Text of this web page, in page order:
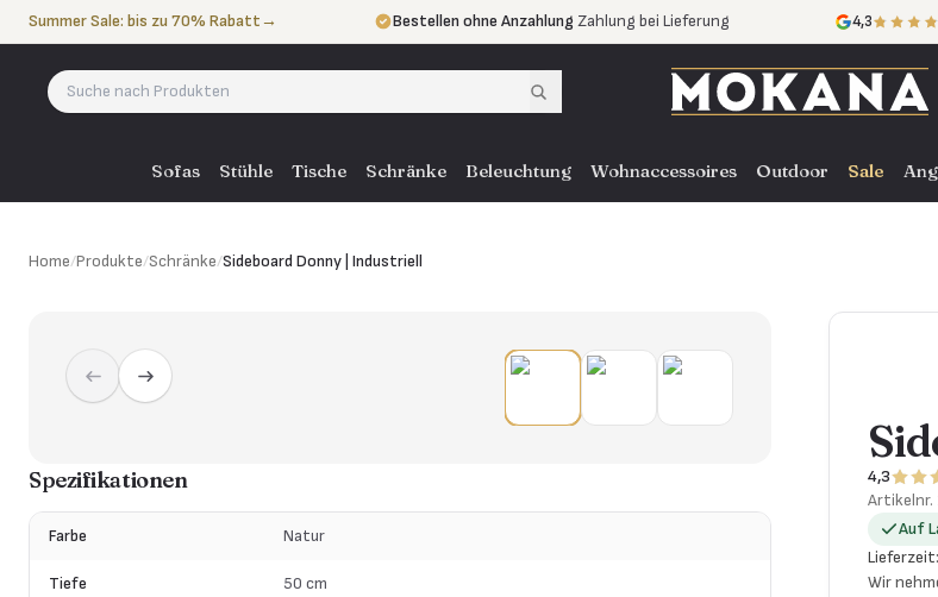
Zum Inhalt springen
Summer Sale: bis zu 70% Rabatt→ Bestellen ohne Anzahlung Zahlung bei Lieferung
in ganz NL, BE und DE
4,3
Sofas Stühle Tische Schränke Beleuchtung Wohnaccessoires Outdoor Sale
Home/Produkte/Schränke/Sideboard Donny | Industriell
Spezifikationen
Farbe Natur
Tiefe 50 cm
4,3
Artikelnr.
Auf
Lieferzeit:
Wir